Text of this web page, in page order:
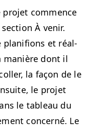
pro­jet com­mence
À venir.
plan­i­fions et réal­
manière dont il
la façon de le
le pro­jet
le tableau du
con­cerné. Le